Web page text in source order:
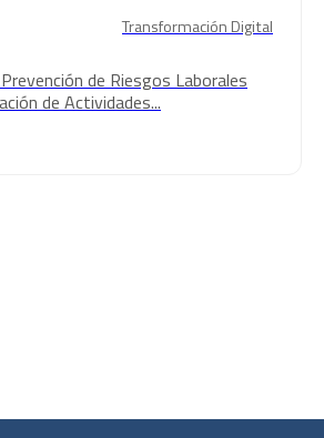
Transformación Digital
de Riesgos Laborales
de Actividades...